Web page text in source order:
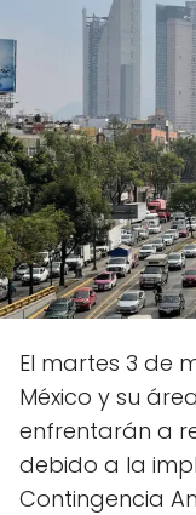
El martes 3 de
México y su
enfrentarán a
debido a la
Contingencia